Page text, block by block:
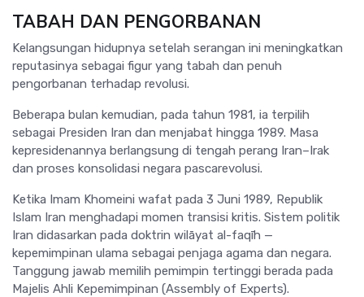
TABAH DAN PENGORBANAN
Kelangsungan hidupnya setelah serangan ini meningkatkan
reputasinya sebagai figur yang tabah dan penuh
pengorbanan terhadap revolusi.
Beberapa bulan kemudian, pada tahun 1981, ia terpilih
sebagai Presiden Iran dan menjabat hingga 1989. Masa
kepresidenannya berlangsung di tengah perang Iran–Irak
dan proses konsolidasi negara pascarevolusi.
Ketika Imam Khomeini wafat pada 3 Juni 1989, Republik
Islam Iran menghadapi momen transisi kritis. Sistem politik
Iran didasarkan pada doktrin wilāyat al-faqīh —
kepemimpinan ulama sebagai penjaga agama dan negara.
Tanggung jawab memilih pemimpin tertinggi berada pada
Majelis Ahli Kepemimpinan (Assembly of Experts).